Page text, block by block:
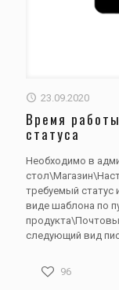
23.09.2020
Время
статуса
Необходимо в
требуемый статус
виде шаблона по
следующий вид
96